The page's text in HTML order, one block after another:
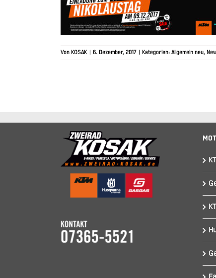
Husqvarna Kosak
Von KOSAK 6. Dezember, 2017 Kategorien: Allgemein neu,